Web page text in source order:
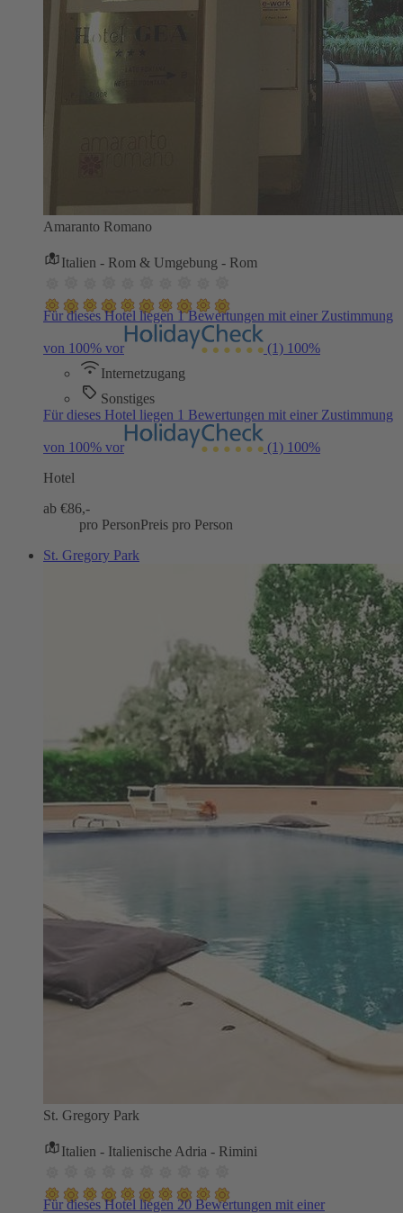
Amaranto Romano
Italien - Rom & Umgebung - Rom
Für dieses Hotel liegen 1 Bewertungen mit einer Zustimmung
von 100% vor (1) 100%
Internetzugang
Sonstiges
Für dieses Hotel liegen 1 Bewertungen mit einer Zustimmung
von 100% vor (1) 100%
Hotel
ab €86,-
pro PersonPreis pro Person
St. Gregory Park
St. Gregory Park
Italien - Italienische Adria - Rimini
Für dieses Hotel liegen 20 Bewertungen mit einer